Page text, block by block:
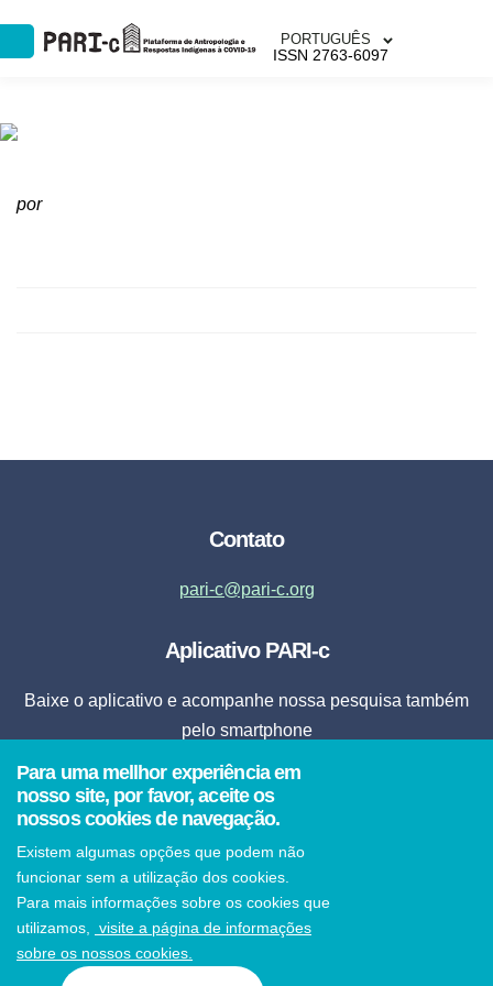
PORTUGUÊS
ISSN 2763-6097
por
Contato
pari-c@pari-c.org
Aplicativo PARI-c
Baixe o aplicativo e acompanhe nossa pesquisa também
pelo smartphone
Fazer Download
smartphone.
© 2021 PARI-c Todos os direitos reservados
Para uma mellhor experiência em
nosso site, por favor, aceite os
nossos cookies de navegação.
Existem algumas opções que podem não
funcionar sem a utilização dos cookies.
Para mais informações sobre os cookies que
utilizamos,
visite a página de informações
sobre os nossos cookies.